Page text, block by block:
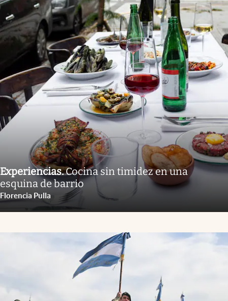
Experiencias.Cocina sin timidez en una
esquina de barrio
Florencia Pulla